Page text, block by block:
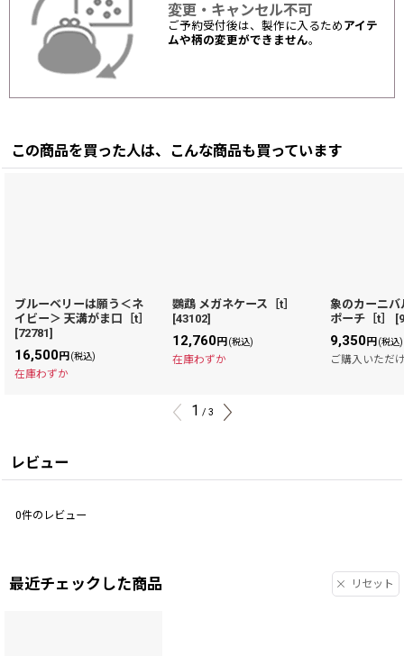
変更・キャンセル不可
ご予約受付後は、製作に入るため アイテ
ムや柄の変更ができません。
この商品を買った人は、こんな商品も買っています
ブルーベリーは願う＜ネ
イビー＞ 天溝がま口［t］
[72781]
16,500円 (税込)
在庫わずか
鸚鵡 メガネケース［t］
[43102]
12,760円 (税込)
在庫わずか
象のカーニバ
ポーチ［t］
[
9,350円 (税込)
ご購入いただ
1 / 3
レビュー
0件のレビュー
最近チェックした商品 リセット